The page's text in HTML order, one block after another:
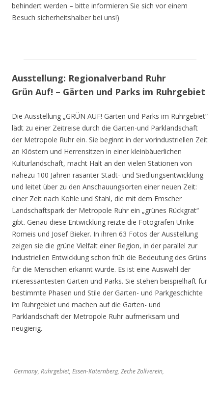
behindert werden – bitte informieren Sie sich vor einem
Besuch sicherheitshalber bei uns!)
Ausstellung: Regionalverband Ruhr
Grün Auf! – Gärten und Parks im Ruhrgebiet
Die Ausstellung „GRÜN AUF! Gärten und Parks im Ruhrgebiet“
lädt zu einer Zeitreise durch die Garten-und Parklandschaft
der Metropole Ruhr ein. Sie beginnt in der vorindustriellen Zeit
an Klöstern und Herrensitzen in einer kleinbäuerlichen
Kulturlandschaft, macht Halt an den vielen Stationen von
nahezu 100 Jahren rasanter Stadt- und Siedlungsentwicklung
und leitet über zu den Anschauungsorten einer neuen Zeit:
einer Zeit nach Kohle und Stahl, die mit dem Emscher
Landschaftspark der Metropole Ruhr ein „grünes Rückgrat“
gibt. Genau diese Entwicklung reizte die Fotografen Ulrike
Romeis und Josef Bieker. In ihren 63 Fotos der Ausstellung
zeigen sie die grüne Vielfalt einer Region, in der parallel zur
industriellen Entwicklung schon früh die Bedeutung des Grüns
für die Menschen erkannt wurde. Es ist eine Auswahl der
interessantesten Gärten und Parks. Sie stehen beispielhaft für
bestimmte Phasen und Stile der Garten- und Parkgeschichte
im Ruhrgebiet und machen auf die Garten- und
Parklandschaft der Metropole Ruhr aufmerksam und
neugierig.
Germany, Ruhrgebiet, Essen-Katernberg, Zeche Zollverein,